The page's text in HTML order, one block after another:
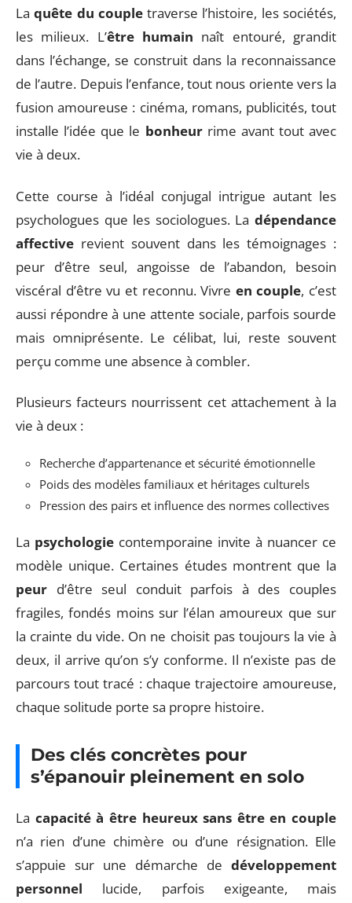
Laquête du coupletraverse l’histoire, les sociétés,
les milieux. L’être humain naît entouré, grandit
dans l’échange, se construit dans la reconnaissance
de l’autre. Depuis l’enfance, tout nous oriente vers la
fusion amoureuse : cinéma, romans, publicités, tout
installe l’idée que le bonheurrime avant tout avec
vie à deux.
Cette course à l’idéal conjugal intrigue autant les
psychologues que les sociologues. La dépendance
affective revient souvent dans les témoignages :
peur d’être seul, angoisse de l’abandon, besoin
viscéral d’être vu et reconnu. Vivre en couple, c’est
aussi répondre à une attente sociale, parfois sourde
mais omniprésente. Le célibat, lui, reste souvent
perçu comme une absence à combler.
Plusieurs facteurs nourrissent cet attachement à la
vie à deux :
Recherche d’appartenance et sécurité émotionnelle
Poids des modèles familiaux et héritages culturels
Pression des pairs et influence des normes collectives
La psychologie contemporaine invite à nuancer ce
modèle unique. Certaines études montrent que la
peur d’être seul conduit parfois à des couples
fragiles, fondés moins sur l’élan amoureux que sur
la crainte du vide. On ne choisit pas toujours la vie à
deux, il arrive qu’on s’y conforme. Il n’existe pas de
parcours tout tracé : chaque trajectoire amoureuse,
chaque solitude porte sa propre histoire.
Des clés concrètes pour
s’épanouir pleinement en solo
La capacité à être heureux sans être en couple
n’a rien d’une chimère ou d’une résignation. Elle
s’appuie sur une démarche de développement
personnel lucide, parfois exigeante, mais